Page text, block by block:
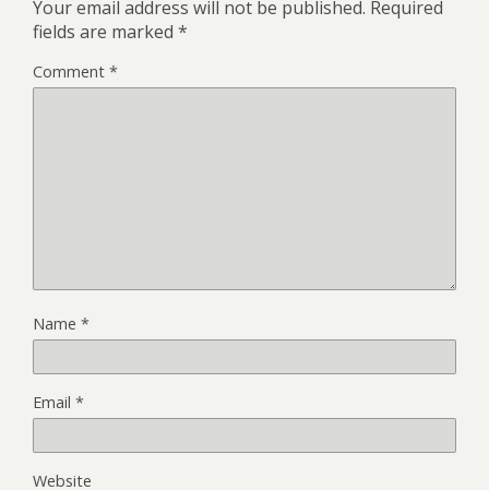
Your email address will not be published. Required
fields are marked *
Comment *
Name *
Email *
Website